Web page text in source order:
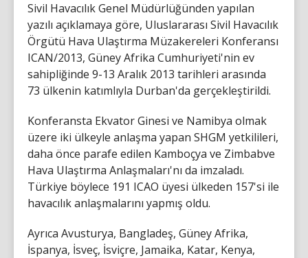
Sivil Havacılık Genel Müdürlüğünden yapılan
yazılı açıklamaya göre, Uluslararası Sivil Havacılık
Örgütü Hava Ulaştırma Müzakereleri Konferansı
ICAN/2013, Güney Afrika Cumhuriyeti'nin ev
sahipliğinde 9-13 Aralık 2013 tarihleri arasında
73 ülkenin katımlıyla Durban'da gerçekleştirildi.
Konferansta Ekvator Ginesi ve Namibya olmak
üzere iki ülkeyle anlaşma yapan SHGM yetkilileri,
daha önce parafe edilen Kamboçya ve Zimbabve
Hava Ulaştırma Anlaşmaları'nı da imzaladı.
Türkiye böylece 191 ICAO üyesi ülkeden 157'si ile
havacılık anlaşmalarını yapmış oldu.
Ayrıca Avusturya, Bangladeş, Güney Afrika,
İspanya, İsveç, İsviçre, Jamaika, Katar, Kenya,